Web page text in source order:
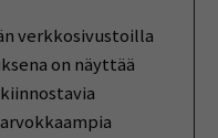
verkkosivustoilla
on näyttää